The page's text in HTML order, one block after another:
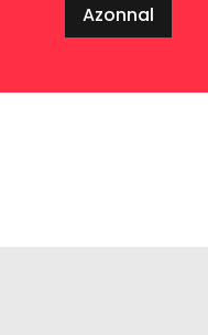
Azonnal